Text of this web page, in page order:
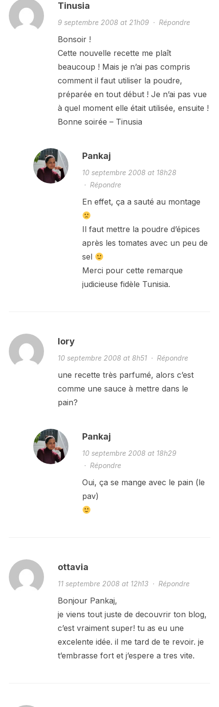
Tinusia
9 septembre 2008 at 21h09 · Répondre
Bonsoir !
Cette nouvelle recette me plaît
beaucoup ! Mais je n’ai pas compris
comment il faut utiliser la poudre,
préparée en tout début ! Je n’ai pas vue
à quel moment elle était utilisée, ensuite !
Bonne soirée – Tinusia
Pankaj
10 septembre 2008 at 18h28
· Répondre
En effet, ça a sauté au montage
Il faut mettre la poudre d’épices
après les tomates avec un peu de
sel
Merci pour cette remarque
judicieuse fidèle Tunisia.
lory
10 septembre 2008 at 8h51· Répondre
une recette très parfumé, alors c’est
comme une sauce à mettre dans le
pain?
Pankaj
10 septembre 2008 at 18h29
· Répondre
Oui, ça se mange avec le pain (le
pav)
ottavia
11 septembre 2008 at 12h13 · Répondre
Bonjour Pankaj,
je viens tout juste de decouvrir ton blog,
c’est vraiment super! tu as eu une
excelente idée. il me tard de te revoir. je
t’embrasse fort et j’espere a tres vite.